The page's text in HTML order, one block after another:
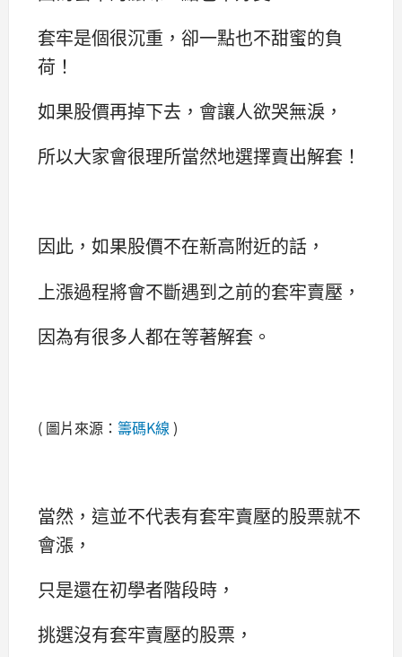
套牢是個很沉重，卻一點也不甜蜜的負
荷！
如果股價再掉下去，會讓人欲哭無淚，
所以大家會很理所當然地選擇賣出解套！
因此，如果股價不在新高附近的話，
上漲過程將會不斷遇到之前的套牢賣壓，
因為有很多人都在等著解套。
( 圖片來源： 籌碼K線 )
當然，這並不代表有套牢賣壓的股票就不
會漲，
只是還在初學者階段時，
挑選沒有套牢賣壓的股票，